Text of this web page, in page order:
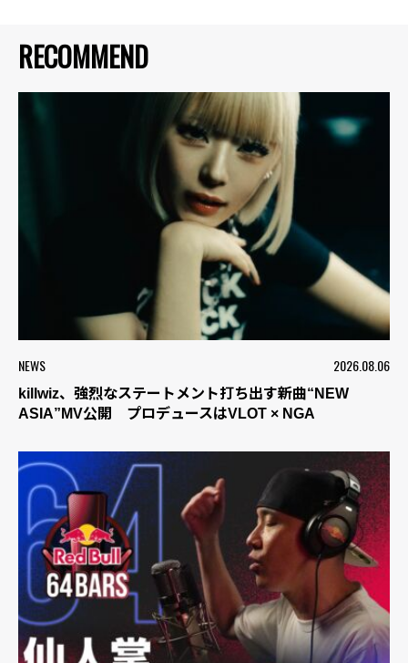
RECOMMEND
NEWS 2026.08.06
killwiz、強烈なステートメント打ち出す新曲“NEW
ASIA”MV公開 プロデュースはVLOT × NGA